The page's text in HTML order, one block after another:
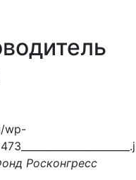
Росконгресс